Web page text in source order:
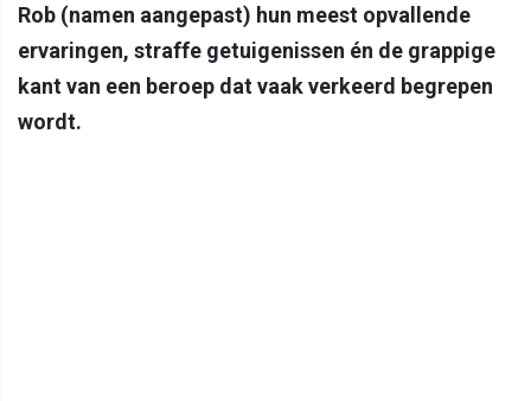
Rob (namen aangepast) hun meest opvallende
ervaringen, straffe getuigenissen én de grappige
kant van een beroep dat vaak verkeerd begrepen
wordt.